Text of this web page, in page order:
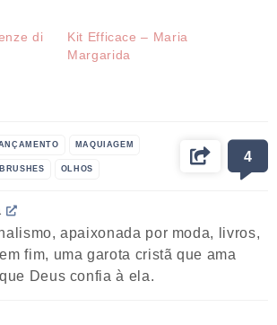
di
Kit Efficace – Maria
Margarida
MAQUIAGEM
OLHOS
4
apaixonada por moda, livros,
fim, uma garota cristã que ama
Deus confia à ela.